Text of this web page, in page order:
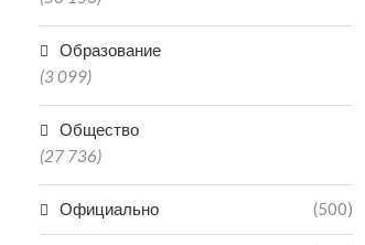
В ДЕРБЕНТЕ С ПОМОЩЬЮ
ПРОЕКЦИИ ОЖИВАЮТ СТЕНЫ
03.08.2026
ДЕРБЕНТ
Образование
(3 099)
Общество
(27 736)
Официально (500)